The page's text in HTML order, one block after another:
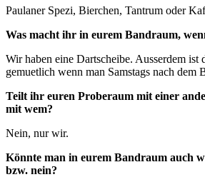
Paulaner Spezi, Bierchen, Tantrum oder
Was macht ihr in eurem Bandraum,
Wir haben eine Dartscheibe. Ausserdem ist
gemuetlich wenn man Samstags nach dem
Teilt ihr euren Proberaum mit einer
mit wem?
Nein, nur wir.
Könnte man in eurem Bandraum auch
bzw. nein?